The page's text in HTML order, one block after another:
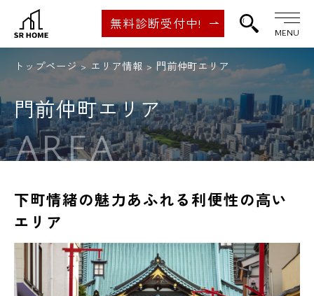
無料診断受付中!
MENU
トップページ エリア情報 門前仲町エリア
門前仲町エリア
AREA
下町情緒の魅力あふれる利便性の高い
エリア